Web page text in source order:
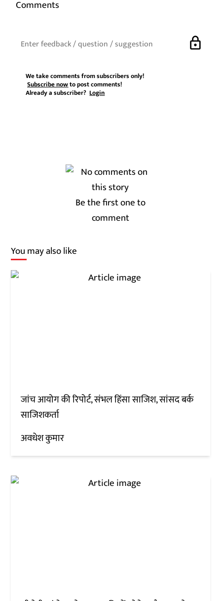
Comments
lock
We take comments from subscribers only!
Subscribe nowto post comments!
Already a subscriber?Login
Be the first one to
comment
You may also like
जांच आयोग की रिपोर्ट, संभल हिंसा साजिश, सांसद बर्क
साजिशकर्ता
अवधेश कुमार